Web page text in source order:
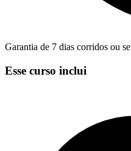
Garantia de 7 dias corridos ou
Esse curso inclui